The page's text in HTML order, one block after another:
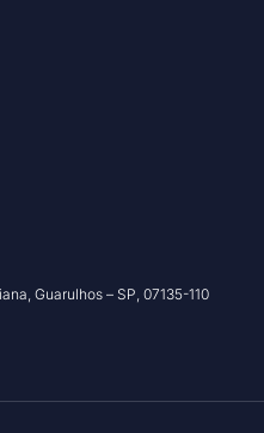
Guarulhos – SP, 07135-110